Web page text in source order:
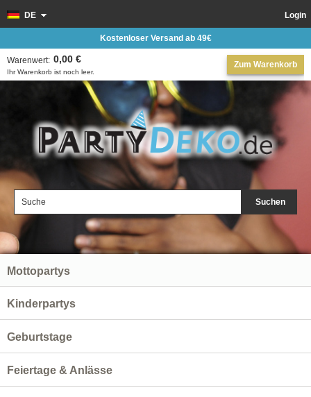
Suchen
Login
DE
Zum Warenkorb
Ihr Warenkorb ist noch leer.
Warenwert: 0,00 €
Kostenloser Versand ab 49€
Mottopartys
Kinderpartys
Geburtstage
Feiertage & Anlässe